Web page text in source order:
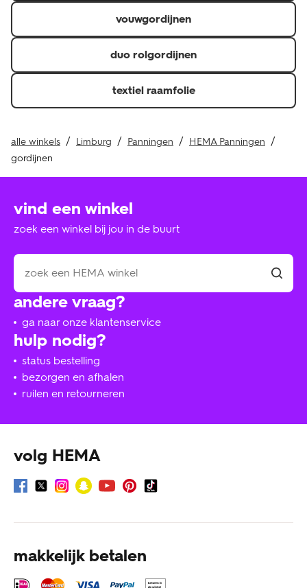
vouwgordijnen
duo rolgordijnen
textiel raamfolie
alle winkels Limburg Panningen
HEMA Panningen
gordijnen
hulp nodig?
status bestelling
bezorgen en afhalen
ruilen en retourneren
andere vraag?
ga naar onze klantenservice
vind een winkel
zoek een winkel bij jou in de buurt
volg HEMA
makkelijk betalen